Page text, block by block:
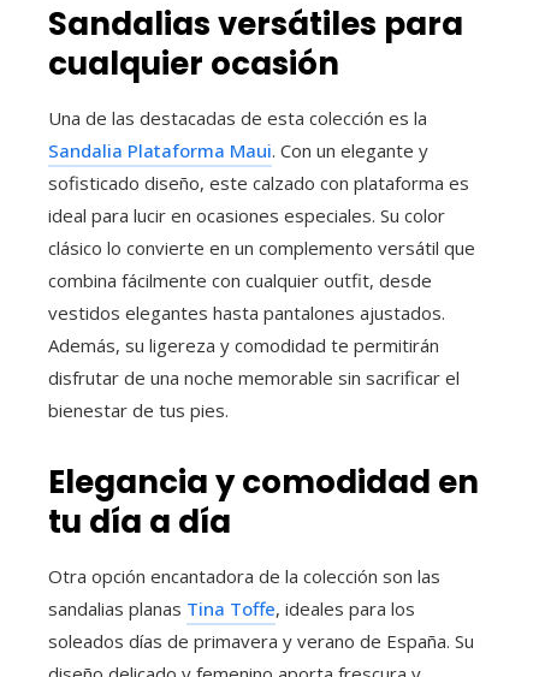
Sandalias versátiles para
cualquier ocasión
Una de las destacadas de esta colección es la
Sandalia Plataforma Maui. Con un elegante y
sofisticado diseño, este calzado con plataforma es
ideal para lucir en ocasiones especiales. Su color
clásico lo convierte en un complemento versátil que
combina fácilmente con cualquier outfit, desde
vestidos elegantes hasta pantalones ajustados.
Además, su ligereza y comodidad te permitirán
disfrutar de una noche memorable sin sacrificar el
bienestar de tus pies.
Elegancia y comodidad en
tu día a día
Otra opción encantadora de la colección son las
sandalias planas Tina Toffe, ideales para los
soleados días de primavera y verano de España. Su